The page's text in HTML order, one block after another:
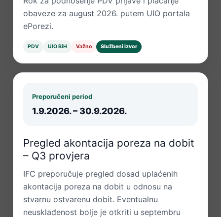
obaveze za august 2026. putem UIO portala
ePorezi.
PDV UIO BiH Važno Službeni izvor
Preporučeni period
1.9.2026. – 30.9.2026.
Pregled akontacija poreza na dobit
– Q3 provjera
IFC preporučuje pregled dosad uplaćenih
akontacija poreza na dobit u odnosu na
stvarnu ostvarenu dobit. Eventualnu
neusklađenost bolje je otkriti u septembru